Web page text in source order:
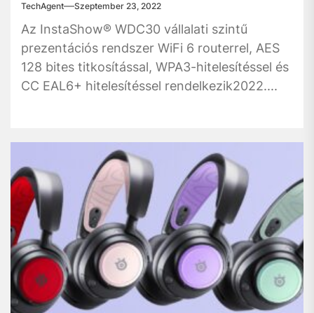
TechAgent Szeptember 23, 2022
Az InstaShow® WDC30 vállalati szintű
prezentációs rendszer WiFi 6 routerrel, AES
128 bites titkosítással, WPA3-hitelesítéssel és
CC EAL6+ hitelesítéssel rendelkezik2022....